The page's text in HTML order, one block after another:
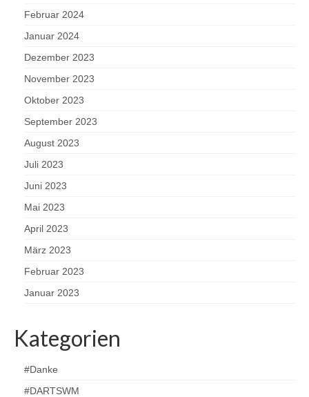
Februar 2024
Januar 2024
Dezember 2023
November 2023
Oktober 2023
September 2023
August 2023
Juli 2023
Juni 2023
Mai 2023
April 2023
März 2023
Februar 2023
Januar 2023
Kategorien
#Danke
#DARTSWM